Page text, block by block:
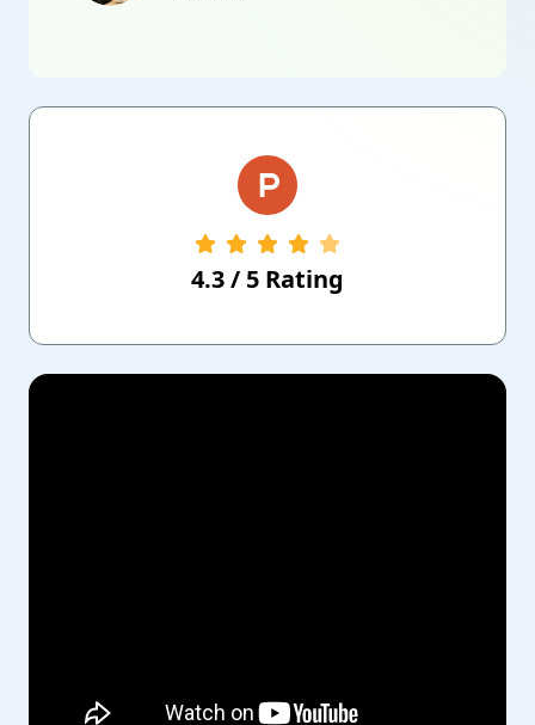
4.3/ 5 Rating